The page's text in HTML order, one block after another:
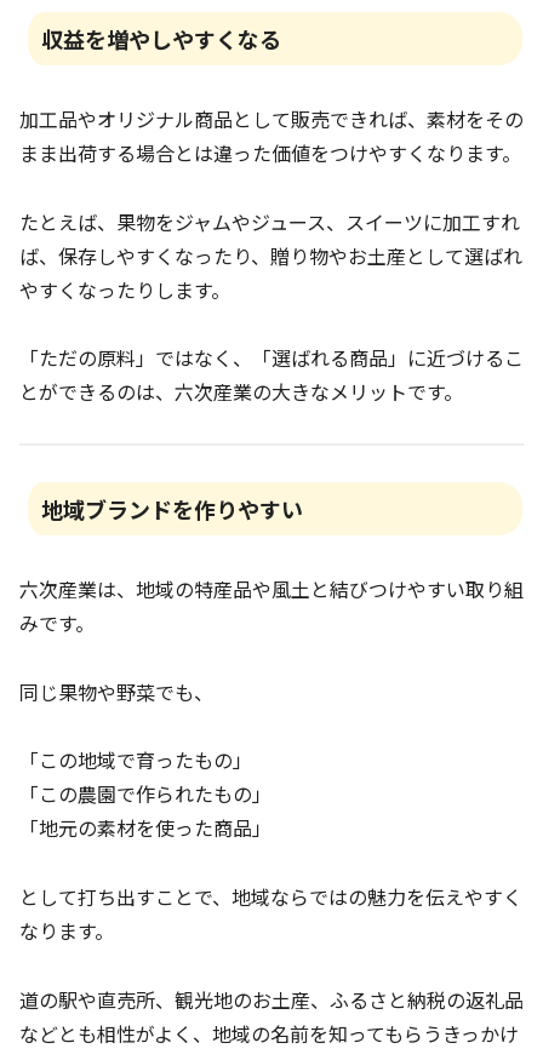
収益を増やしやすくなる
加工品やオリジナル商品として販売できれば、素材をその
まま出荷する場合とは違った価値をつけやすくなります。
たとえば、果物をジャムやジュース、スイーツに加工すれ
ば、保存しやすくなったり、贈り物やお土産として選ばれ
やすくなったりします。
「ただの原料」ではなく、「選ばれる商品」に近づけるこ
とができるのは、六次産業の大きなメリットです。
地域ブランドを作りやすい
六次産業は、地域の特産品や風土と結びつけやすい取り組
みです。
同じ果物や野菜でも、
「この地域で育ったもの」
「この農園で作られたもの」
「地元の素材を使った商品」
として打ち出すことで、地域ならではの魅力を伝えやすく
なります。
道の駅や直売所、観光地のお土産、ふるさと納税の返礼品
などとも相性がよく、地域の名前を知ってもらうきっかけ